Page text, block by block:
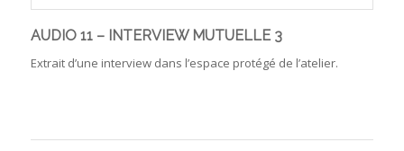
AUDIO 11 – INTERVIEW MUTUELLE 3
Extrait d’une interview dans l’espace protégé de l’atelier.